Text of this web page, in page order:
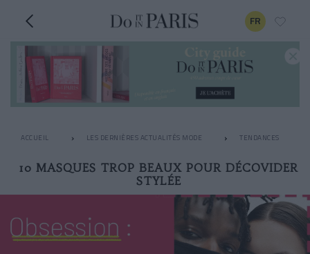
FR
ACCUEIL LES DERNIÈRES ACTUALITÉS MODE TENDANCES
10 MASQUES TROP BEAUX POUR DÉCOVIDER
STYLÉE